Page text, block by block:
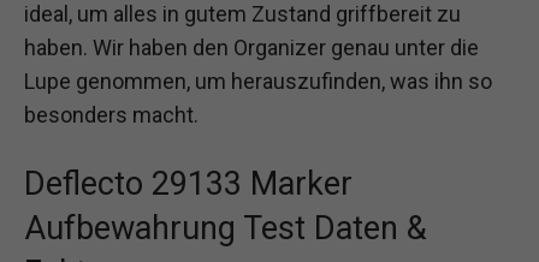
ideal, um alles in gutem Zustand griffbereit zu
haben. Wir haben den Organizer genau unter die
Lupe genommen, um herauszufinden, was ihn so
besonders macht.
Deflecto 29133 Marker
Aufbewahrung Test Daten &